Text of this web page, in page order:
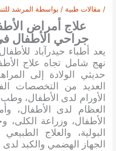
/ مقالات طبية / بواسطة المرشد
علاج أمراض
جراحي الأطفال في
يعد أطباء حيدرآباد
نهج شامل تجاه علاج
حديثي الولادة إلى
العديد من التخصصات
الأورام لدى الأطفال،
العظام لدى الأطفال،
الأطفال، وزراعة الكلى،
البولية، والعلاج
الجهاز الهضمي والكبد لدى